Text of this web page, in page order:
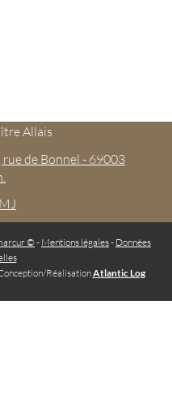
Allais
rue de Bonnel - 69003
© - Mentions légales- Données
RéalisationAtlantic Log